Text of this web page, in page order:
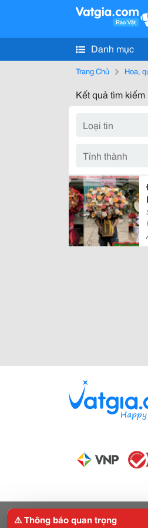
Danh mục
Trang Chủ Hoa,
Kết quả tìm kiếm
⚠️ Thông báo quan trọng